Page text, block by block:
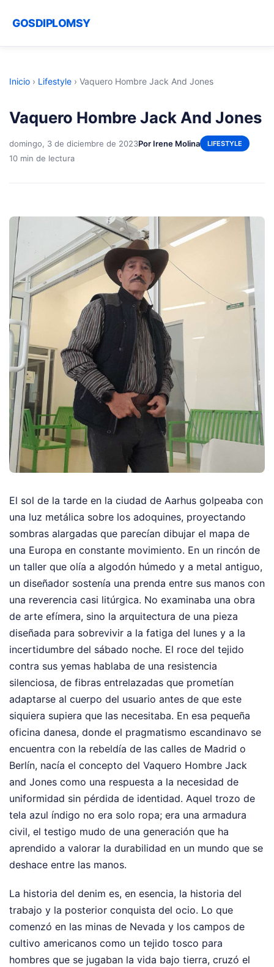
GOSDIPLOMSY
Inicio › Lifestyle › Vaquero Hombre Jack And Jones
Vaquero Hombre Jack And Jones
domingo, 3 de diciembre de 2023Por Irene Molina LIFESTYLE
10 min de lectura
El sol de la tarde en la ciudad de Aarhus golpeaba con
una luz metálica sobre los adoquines, proyectando
sombras alargadas que parecían dibujar el mapa de
una Europa en constante movimiento. En un rincón de
un taller que olía a algodón húmedo y a metal antiguo,
un diseñador sostenía una prenda entre sus manos con
una reverencia casi litúrgica. No examinaba una obra
de arte efímera, sino la arquitectura de una pieza
diseñada para sobrevivir a la fatiga del lunes y a la
incertidumbre del sábado noche. El roce del tejido
contra sus yemas hablaba de una resistencia
silenciosa, de fibras entrelazadas que prometían
adaptarse al cuerpo del usuario antes de que este
siquiera supiera que las necesitaba. En esa pequeña
oficina danesa, donde el pragmatismo escandinavo se
encuentra con la rebeldía de las calles de Madrid o
Berlín, nacía el concepto del Vaquero Hombre Jack
and Jones como una respuesta a la necesidad de
uniformidad sin pérdida de identidad. Aquel trozo de
tela azul índigo no era solo ropa; era una armadura
civil, el testigo mudo de una generación que ha
aprendido a valorar la durabilidad en un mundo que se
deshace entre las manos.
La historia del denim es, en esencia, la historia del
trabajo y la posterior conquista del ocio. Lo que
comenzó en las minas de Nevada y los campos de
cultivo americanos como un tejido tosco para
hombres que se jugaban la vida bajo tierra, cruzó el